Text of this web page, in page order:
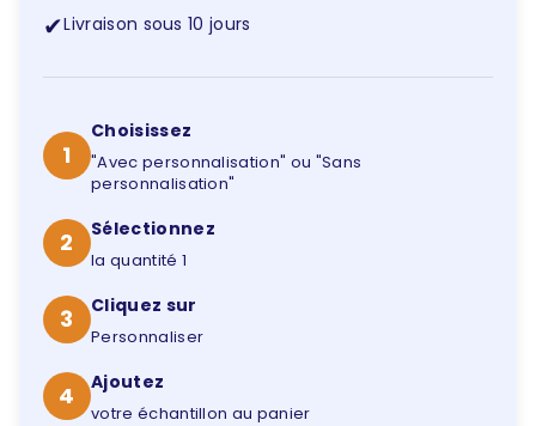
✔Livraison sous 10 jours
1
Choisissez
"Avec personnalisation" ou "Sans
personnalisation"
2 Sélectionnez
la quantité 1
3 Cliquez sur
Personnaliser
4 Ajoutez
votre échantillon au panier